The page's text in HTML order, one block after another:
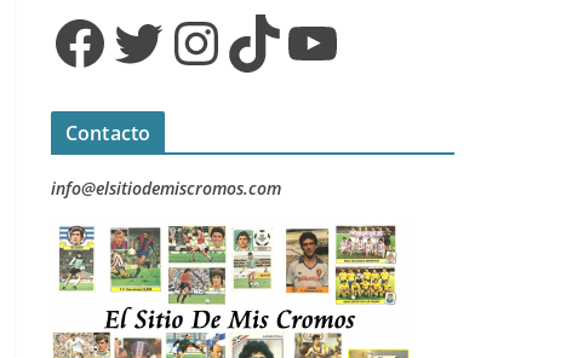
Facebook Twitter InstagramTikTok YouTube
Contacto
info@elsitiodemiscromos.com